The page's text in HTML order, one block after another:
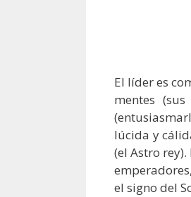
El líder es
mentes
lúcida y
(el Astro
el signo del